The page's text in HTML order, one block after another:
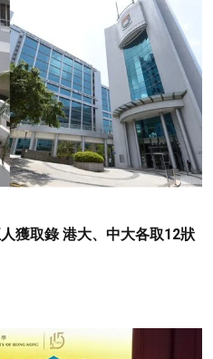
獲取錄 港大、中大各取12狀